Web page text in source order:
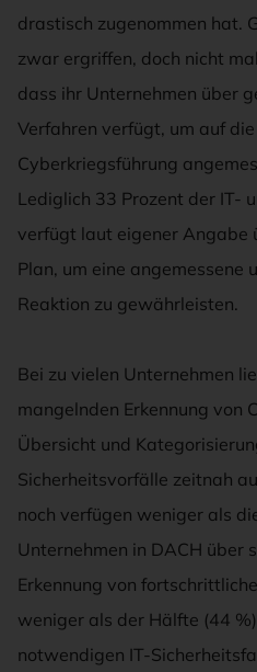
drastisch zugenommen hat.
zwar ergriffen, doch nicht
dass ihr Unternehmen über
Verfahren verfügt, um auf
Cyberkriegsführung
Lediglich 33 Prozent der IT-
verfügt laut eigener Angabe
Plan, um eine angemessene
Reaktion zu gewährleisten.
Bei zu vielen Unternehmen
mangelnden Erkennung von
Übersicht und
Sicherheitsvorfälle zeitnah
noch verfügen weniger als
Unternehmen in DACH über
Erkennung von
weniger als der Hälfte (44
notwendigen IT-